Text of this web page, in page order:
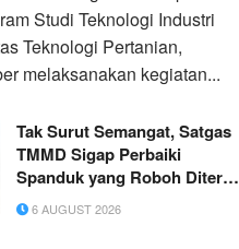
Studi Teknologi Industri
Teknologi Pertanian,
melaksanakan kegiatan...
Tak Surut Semangat, Satgas
TMMD Sigap Perbaiki
Spanduk yang Roboh Diterpa
Angin
6 AUGUST 2026